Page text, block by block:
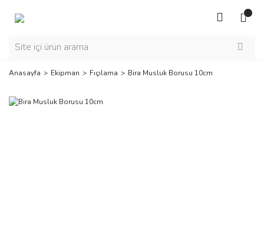
Anasayfa Ekipman Fıçılama Bira Musluk Borusu 10cm